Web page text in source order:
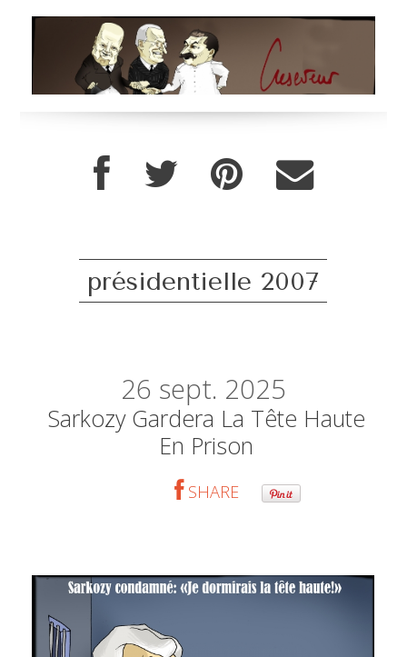
présidentielle 2007
26 sept. 2025
Sarkozy Gardera La Tête Haute
En Prison
SHARE